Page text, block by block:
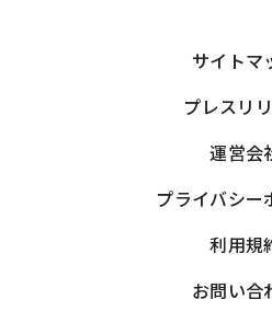
サイトマ
プレスリ
運営会
プライバシー
利用規
お問い合